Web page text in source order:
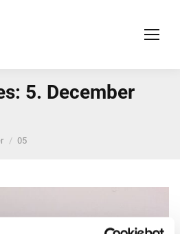
5. December
05